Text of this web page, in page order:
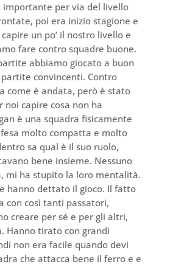
importante per via del livello
poi era inizio stagione e
un po’ il nostro livello e
fare contro squadre buone.
abbiamo giocato a buon
convincenti. Contro
come è andata, però è stato
capire cosa non ha
è una squadra fisicamente
molto compatta e molto
sa qual è il suo ruolo,
bene insieme. Nessuno
mi ha stupito la loro mentalità.
hanno dettato il gioco. Il fatto
con così tanti passatori,
creare per sé e per gli altri,
Hanno tirato con grandi
non era facile quando devi
che attacca bene il ferro e e